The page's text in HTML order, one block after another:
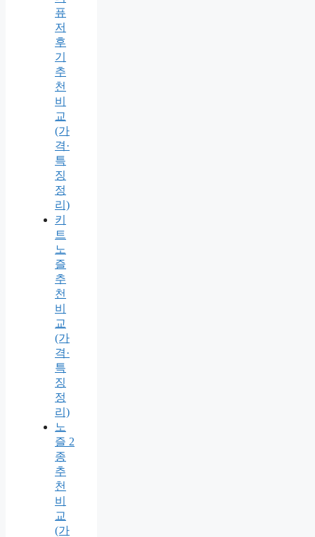
퓨
저
후
기
추
천
비
교
(가
격·
특
징
정
리)
키
트
노
즐
추
천
비
교
(가
격·
특
징
정
리)
노
즐 2
종
추
천
비
교
(가